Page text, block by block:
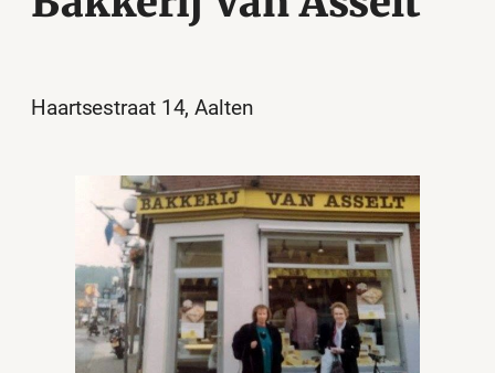
Haartsestraat 14, Aalten